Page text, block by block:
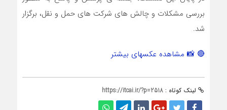
بررسی مشکلات و چالش های شرکت های حمل و نقل، برگزار
شد.
🔴 📸 مشاهده عکسهای بیشتر
لینک کوتاه : https://itcai.ir/?p=2518